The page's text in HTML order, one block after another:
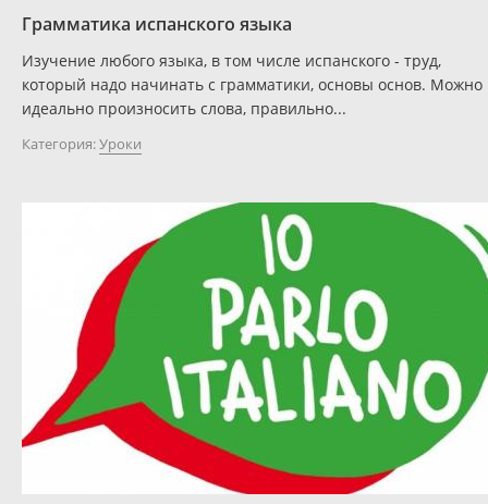
Грамматика испанского языка
Изучение любого языка, в том числе испанского - труд,
который надо начинать с грамматики, основы основ. Можно
идеально произносить слова, правильно...
Категория:Уроки